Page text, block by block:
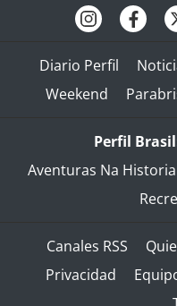
Diario Perfil
Weekend
Perfil
Aventuras Na Historia
Canales RSS
Privacidad